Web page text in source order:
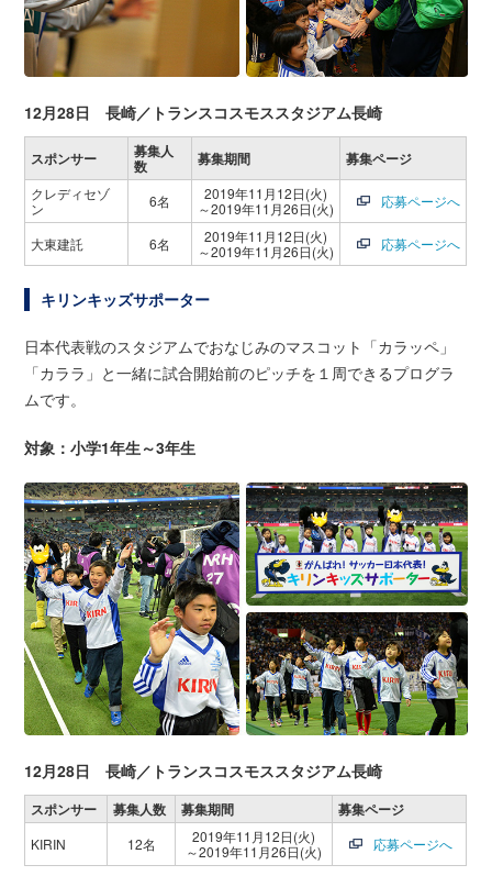
12月28日 長崎／トランスコスモススタジアム長崎
スポンサー 募集人
数 募集期間 募集ページ
クレディセゾ
ン
6名
2019年11月12日(火)
～2019年11月26日(火)
応募ページへ
大東建託 6名
2019年11月12日(火)
～2019年11月26日(火)
応募ページへ
キリンキッズサポーター
日本代表戦のスタジアムでおなじみのマスコット「カラッペ」
「カララ」と一緒に試合開始前のピッチを１周できるプログラ
ムです。
対象：小学1年生～3年生
12月28日 長崎／トランスコスモススタジアム長崎
スポンサー 募集人数 募集期間 募集ページ
KIRIN 12名
2019年11月12日(火)
～2019年11月26日(火)
応募ページへ